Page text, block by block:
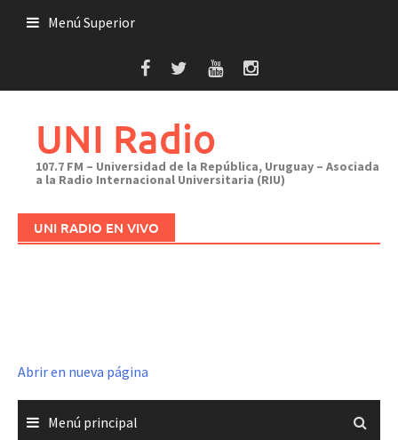
Menú Superior
UNI Radio
107.7 FM – Universidad de la República, Uruguay – Asociada
a la Radio Internacional Universitaria (RIU)
UNI RADIO EN VIVO
Abrir en nueva página
Menú principal